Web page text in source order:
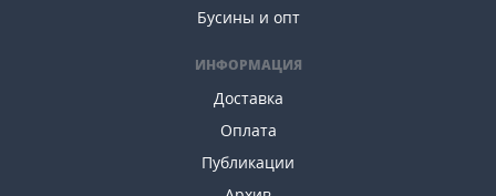
Бусины и опт
ИНФОРМАЦИЯ
Доставка
Оплата
Публикации